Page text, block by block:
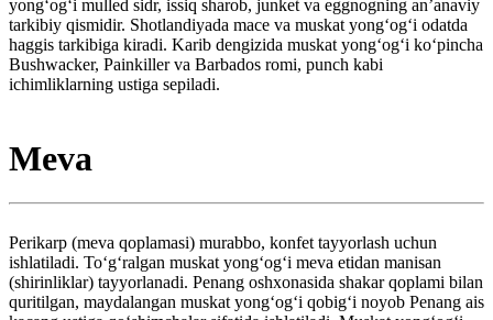
yongʻogʻi mulled sidr, issiq sharob, junket va eggnogning anʼanaviy
tarkibiy qismidir. Shotlandiyada mace va muskat yongʻogʻi odatda
haggis tarkibiga kiradi. Karib dengizida muskat yongʻogʻi koʻpincha
Bushwacker, Painkiller va Barbados romi, punch kabi
ichimliklarning ustiga sepiladi.
Meva
Perikarp (meva qoplamasi) murabbo, konfet tayyorlash uchun
ishlatiladi. Toʻgʻralgan muskat yongʻogʻi meva etidan manisan
(shirinliklar) tayyorlanadi. Penang oshxonasida shakar qoplami bilan
quritilgan, maydalangan muskat yongʻogʻi qobigʻi noyob Penang ais